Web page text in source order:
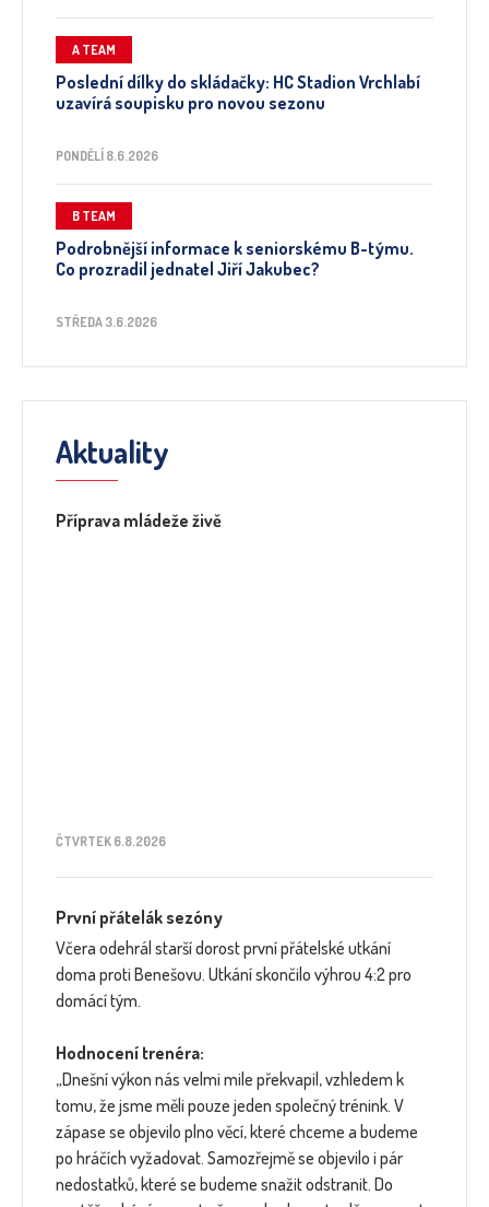
A TEAM
Poslední dílky do skládačky: HC Stadion Vrchlabí
uzavírá soupisku pro novou sezonu
PONDĚLÍ 8.6.2026
B TEAM
Podrobnější informace k seniorskému B-týmu.
Co prozradil jednatel Jiří Jakubec?
STŘEDA 3.6.2026
Aktuality
Příprava mládeže živě
ČTVRTEK 6.8.2026
První přátelák sezóny
Včera odehrál starší dorost první přátelské utkání
doma proti Benešovu. Utkání skončilo výhrou 4:2 pro
domácí tým.
Hodnocení trenéra:
„Dnešní výkon nás velmi mile překvapil, vzhledem k
tomu, že jsme měli pouze jeden společný trénink. V
zápase se objevilo plno věcí, které chceme a budeme
po hráčích vyžadovat. Samozřejmě se objevilo i pár
nedostatků, které se budeme snažit odstranit. Do